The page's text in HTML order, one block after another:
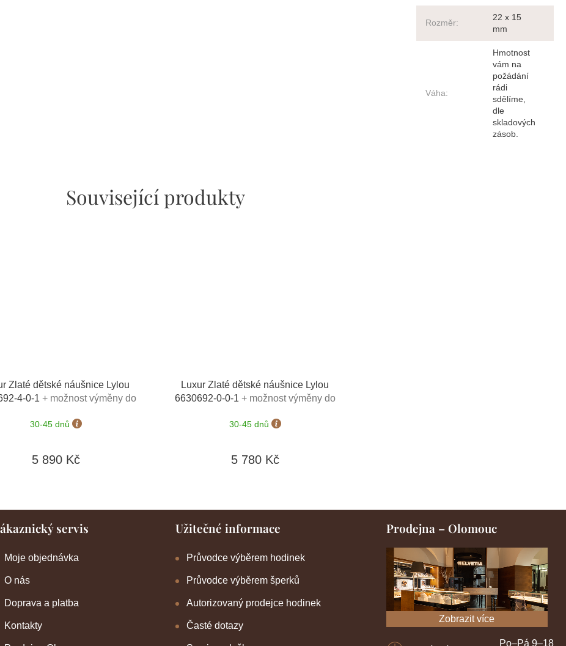
Související produkty
Zlaté dětské náušnice Lylou
4-0-1 + možnost výměny do
30-45 dnů
5 890 Kč
Luxur Zlaté dětské náušnice Lylou
6630692-0-0-1 + možnost výměny do
30-45 dnů
5 780 Kč
Rozměr:
22 x 15
mm
Váha:
Hmotnost
vám na
požádání
rádi
sdělíme,
dle
skladových
zásob.
servis
Moje objednávka
O nás
Doprava a platba
Kontakty
Užitečné informace
Průvodce výběrem hodinek
Průvodce výběrem šperků
Autorizovaný prodejce hodinek
Časté dotazy
Prodejna – Olomouc
Zobrazit více
Po–Pá 9–18